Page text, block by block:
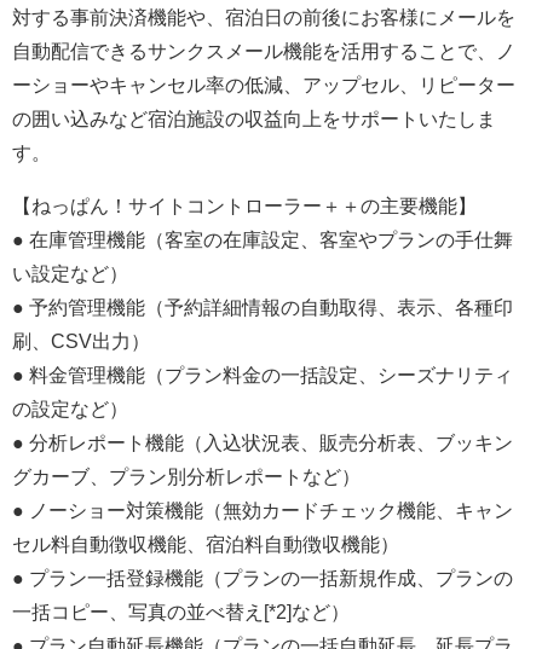
対する事前決済機能や、宿泊日の前後にお客様にメールを
自動配信できるサンクスメール機能を活用することで、ノ
ーショーやキャンセル率の低減、アップセル、リピーター
の囲い込みなど宿泊施設の収益向上をサポートいたしま
す。
【ねっぱん！サイトコントローラー＋＋の主要機能】
● 在庫管理機能（客室の在庫設定、客室やプランの手仕舞
い設定など）
● 予約管理機能（予約詳細情報の自動取得、表示、各種印
刷、CSV出力）
● 料金管理機能（プラン料金の一括設定、シーズナリティ
の設定など）
● 分析レポート機能（入込状況表、販売分析表、ブッキン
グカーブ、プラン別分析レポートなど）
● ノーショー対策機能（無効カードチェック機能、キャン
セル料自動徴収機能、宿泊料自動徴収機能）
● プラン一括登録機能（プランの一括新規作成、プランの
一括コピー、写真の並べ替え[*2]など）